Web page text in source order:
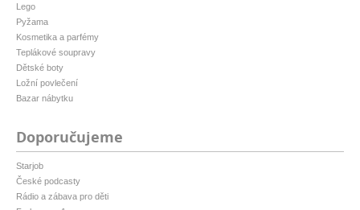
Lego
Pyžama
Kosmetika a parfémy
Teplákové soupravy
Dětské boty
Ložní povlečení
Bazar nábytku
Doporučujeme
Starjob
České podcasty
Rádio a zábava pro děti